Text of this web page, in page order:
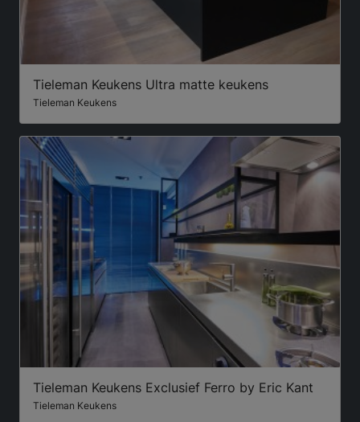
Tieleman Keukens Ultra matte keukens
Tieleman Keukens
Tieleman Keukens Exclusief Ferro by Eric Kant
Tieleman Keukens